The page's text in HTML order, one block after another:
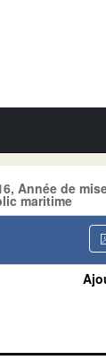
Année de
maritime